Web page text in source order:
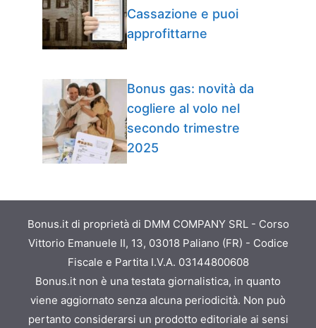
Cassazione e puoi
approfittarne
Bonus gas: novità da
cogliere al volo nel
secondo trimestre
2025
Bonus.it di proprietà di DMM COMPANY SRL - Corso
Vittorio Emanuele II, 13, 03018 Paliano (FR) - Codice
Fiscale e Partita I.V.A. 03144800608
Bonus.it non è una testata giornalistica, in quanto
viene aggiornato senza alcuna periodicità. Non può
pertanto considerarsi un prodotto editoriale ai sensi